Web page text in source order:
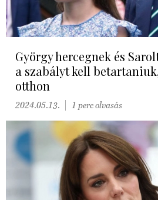
György hercegnek és
a szabályt kell
otthon
2024.05.13. 1 perc olvasás